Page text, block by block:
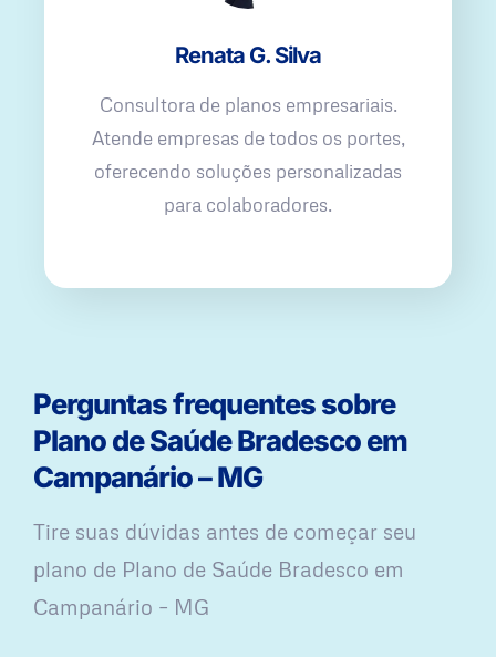
Renata G. Silva
Consultora de planos empresariais.
Atende empresas de todos os portes,
oferecendo soluções personalizadas
para colaboradores.
Perguntas frequentes sobre
Plano de Saúde Bradesco em
Campanário – MG
Tire suas dúvidas antes de começar seu
plano ​de Plano de Saúde Bradesco em
Campanário – MG